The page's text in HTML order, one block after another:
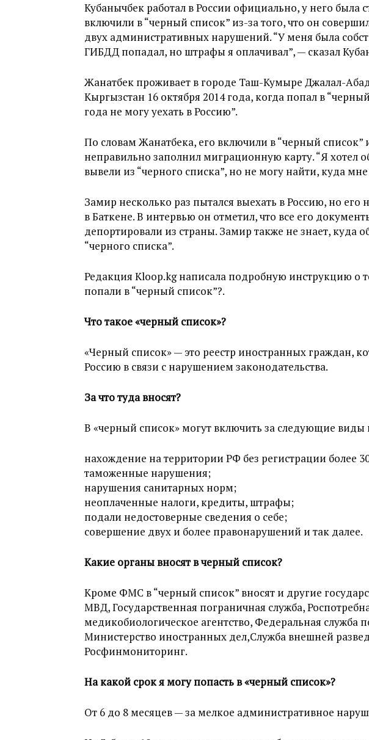
Кубанычбек работал в России официально, у него была
включили в “черный список” из-за того, что он
двух административных нарушений. “У меня была
ГИБДД попадал, но штрафы я оплачивал”, — сказал
Жанатбек проживает в городе Таш-Кумыре Джалал-
Кыргызстан 16 октября 2014 года, когда попал в
года не могу уехать в Россию”.
По словам Жанатбека, его включили в “черный список”
неправильно заполнил миграционную карту. “Я хотел
вывели из “черного списка”, но не могу найти, куда
Замир несколько раз пытался выехать в Россию, но его
в Баткене. В интервью он отметил, что все его
депортировали из страны. Замир также не знает, куда
“черного списка”.
Редакция Kloop.kg написала подробную инструкцию о
попали в “черный список”?.
Что такое «черный список»?
«Черный список» — это реестр иностранных граждан,
Россию в связи с нарушением законодательства.
За что туда вносят?
В «черный список» могут включить за следующие
нахождение на территории РФ без регистрации более
таможенные нарушения;
нарушения санитарных норм;
неоплаченные налоги, кредиты, штрафы;
подали недостоверные сведения о себе;
совершение двух и более правонарушений и так далее.
Какие органы вносят в черный список?
Кроме ФМС в “черный список” вносят и другие
МВД, Государственная пограничная служба,
медикобиологическое агентство, Федеральная служба
Министерство иностранных дел,Служба внешней
Росфинмониторинг.
На какой срок я могу попасть в «черный список»?
От 6 до 8 месяцев — за мелкое административное